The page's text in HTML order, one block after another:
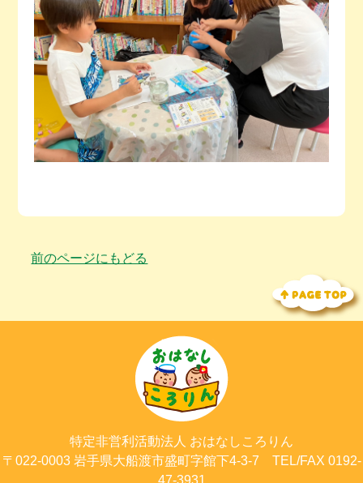
前のページにもどる
特定非営利活動法人 おはなしころりん
〒022-0003 岩手県大船渡市盛町字館下4-3-7 TEL/FAX 0192-
47-3931